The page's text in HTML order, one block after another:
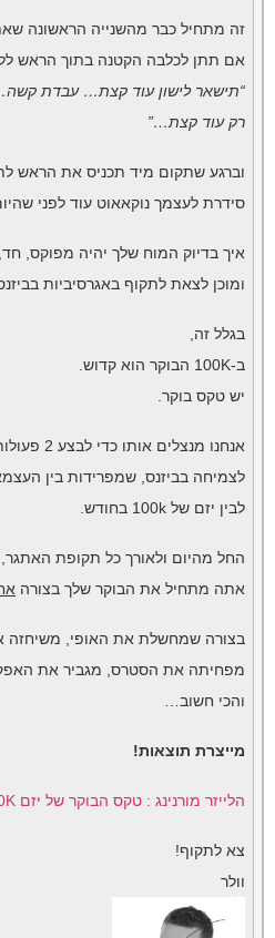
זה מתחיל כבר מהשנייה הראשונה
אם תתן לכלבה הקטנה בתוך הראש
“תישאר לישון עוד קצת… עבדת
רק עוד קצת…”
וברגע שתקום מיד תכניס את הראש
סידרת לעצמך נוקאאוט עוד לפני
איך בדיוק המוח שלך יהיה מפוקס,
ומוכן לצאת לתקוף באגרסיביות
בגלל זה,
ב-100K הבוקר הוא קדוש.
יש טקס בוקר.
אנחנו מנצלים אותו כדי לבצע 2 פעולות קריטיות
לצמיחה בביזנס, שמפרידות בין
לבין יזם של 100k בחודש.
החל מהיום ולאורך כל תקופת האתגר,
אתה מתחיל את הבוקר שלך בצורה
בצורה שמחשלת את האופי, משיחזה
מפחיתה את הסטרס, מגביר את
והכי חשוב…
מייצרת תוצאות!
הלייזר מורנינג : טקס הבוקר של יזם 100K בחודש
צא לתקוף!
וולר